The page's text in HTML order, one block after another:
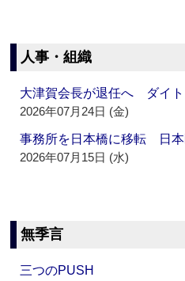
人事・組織
大津賀会長が退任へ ダイト
2026年07月24日 (金)
事務所を日本橋に移転 日本
2026年07月15日 (水)
無季言
三つのPUSH